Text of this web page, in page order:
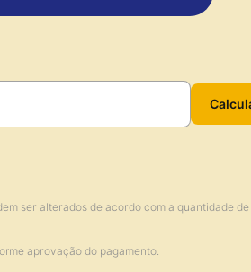
ser alterados de acordo com a quantidade de
aprovação do pagamento.